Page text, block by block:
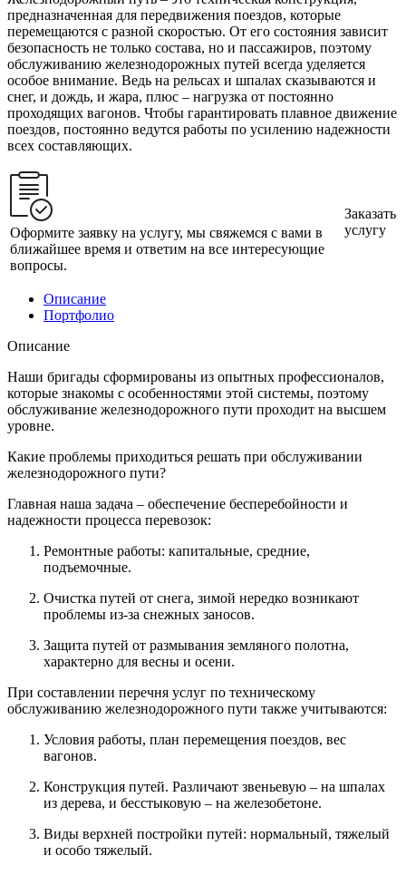
предназначенная для передвижения поездов, которые
перемещаются с разной скоростью. От его состояния зависит
безопасность не только состава, но и пассажиров, поэтому
обслуживанию железнодорожных путей всегда уделяется
особое внимание. Ведь на рельсах и шпалах сказываются и
снег, и дождь, и жара, плюс – нагрузка от постоянно
проходящих вагонов. Чтобы гарантировать плавное движение
поездов, постоянно ведутся работы по усилению надежности
всех составляющих.
Оформите заявку на услугу, мы свяжемся с вами в
ближайшее время и ответим на все интересующие
вопросы.
Заказать
услугу
Описание
Портфолио
Описание
Наши бригады сформированы из опытных профессионалов,
которые знакомы с особенностями этой системы, поэтому
обслуживание железнодорожного пути проходит на высшем
уровне.
Какие проблемы приходиться решать при обслуживании
железнодорожного пути?
Главная наша задача – обеспечение бесперебойности и
надежности процесса перевозок:
Ремонтные работы: капитальные, средние,
подъемочные.
Очистка путей от снега, зимой нередко возникают
проблемы из-за снежных заносов.
Защита путей от размывания земляного полотна,
характерно для весны и осени.
При составлении перечня услуг по техническому
обслуживанию железнодорожного пути также учитываются:
Условия работы, план перемещения поездов, вес
вагонов.
Конструкция путей. Различают звеньевую – на шпалах
из дерева, и бесстыковую – на железобетоне.
Виды верхней постройки путей: нормальный, тяжелый
и особо тяжелый.